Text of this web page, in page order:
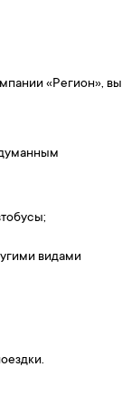
«Регион», вы
видами